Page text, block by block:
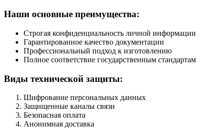
Наши основные преимущества:
Строгая конфиденциальность личной информации
Гарантированное качество документации
Профессиональный подход к изготовлению
Полное соответствие государственным стандартам
Виды технической защиты:
Шифрование персональных данных
Защищенные каналы связи
Безопасная оплата
Анонимная доставка